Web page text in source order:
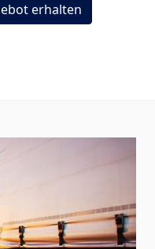
erhalten